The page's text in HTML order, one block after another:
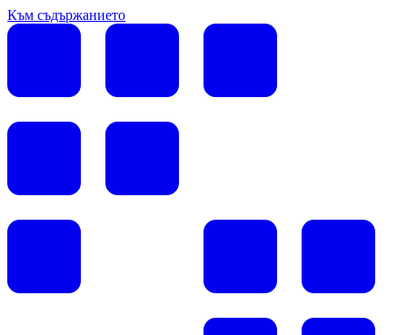
Към съдържанието